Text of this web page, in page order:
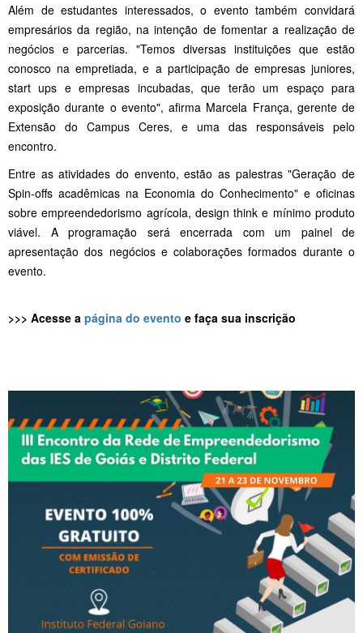
Além de estudantes interessados, o evento também convidará
empresários da região, na intenção de fomentar a realização de
negócios e parcerias. "Temos diversas instituições que estão
conosco na empretiada, e a participação de empresas juniores,
start ups e empresas incubadas, que terão um espaço para
exposição durante o evento", afirma Marcela França, gerente de
Extensão do Campus Ceres, e uma das responsáveis pelo
encontro.
Entre as atividades do envento, estão as palestras "Geração de
Spin-offs acadêmicas na Economia do Conhecimento" e oficinas
sobre empreendedorismo agrícola, design think e mínimo produto
viável. A programação será encerrada com um painel de
apresentação dos negócios e colaborações formados durante o
evento.
>>> Acesse a página do evento e faça sua inscrição